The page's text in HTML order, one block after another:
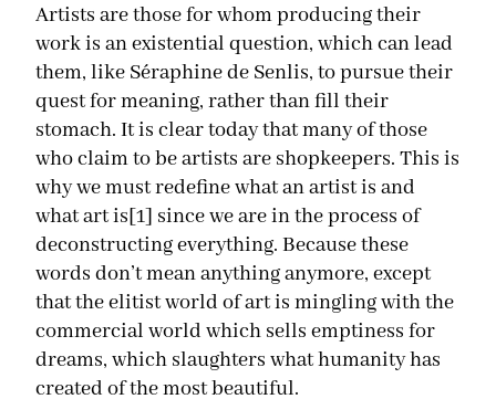
Artists are those for whom producing their
work is an existential question, which can lead
them, like Séraphine de Senlis, to pursue their
quest for meaning, rather than fill their
stomach. It is clear today that many of those
who claim to be artists are shopkeepers. This is
why we must redefine what an artist is and
what art is[1] since we are in the process of
deconstructing everything. Because these
words don’t mean anything anymore, except
that the elitist world of art is mingling with the
commercial world which sells emptiness for
dreams, which slaughters what humanity has
created of the most beautiful.